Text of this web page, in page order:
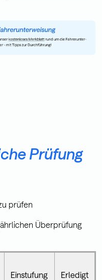
Prüfung
prüfen
Überprüfung
Einstufung Erledigt